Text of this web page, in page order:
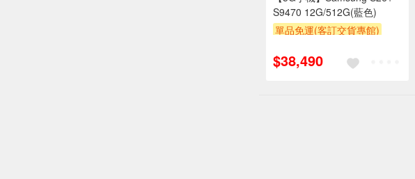
S9470 12G/512G(藍色)
單品免運(客訂交貨專館)
$38,490